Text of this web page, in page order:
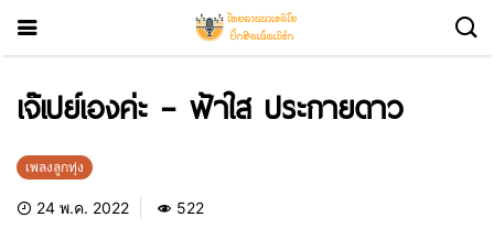
เจ๊เปย์เองค่ะ – ฟ้าใส ประกายดาว
เพลงลูกทุ่ง
24 พ.ค. 2022 522